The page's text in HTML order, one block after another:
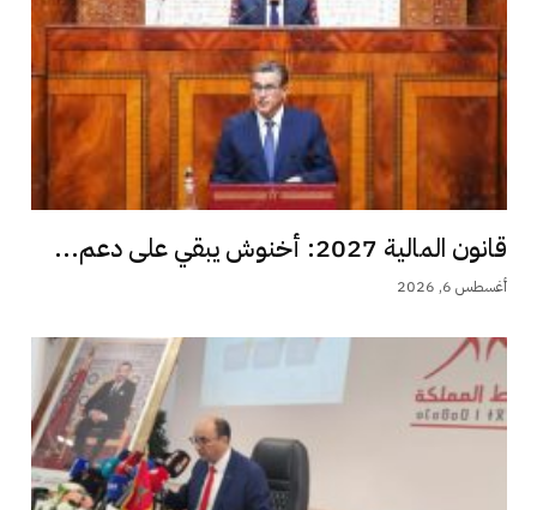
قانون المالية 2027: أخنوش يبقي على دعم...
أغسطس 6, 2026